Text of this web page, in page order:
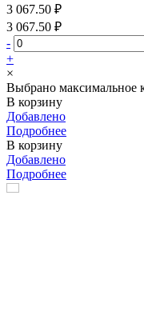
3 067.50 ₽
3 067.50 ₽
-
+
×
Выбрано максимальное
В корзину
Добавлено
Подробнее
В корзину
Добавлено
Подробнее